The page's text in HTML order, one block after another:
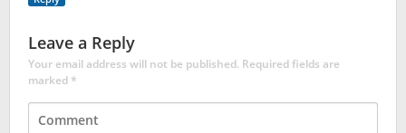
Leave a Reply
Your email address will not be published. Required fields are
marked*